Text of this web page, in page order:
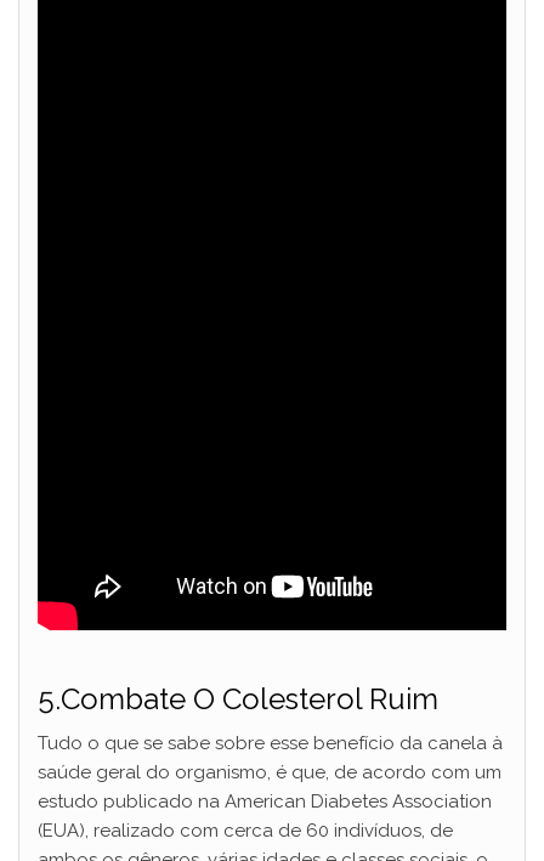
5.Combate O Colesterol Ruim
Tudo o que se sabe sobre esse benefício da canela à
saúde geral do organismo, é que, de acordo com um
estudo publicado na American Diabetes Association
(EUA), realizado com cerca de 60 indivíduos, de